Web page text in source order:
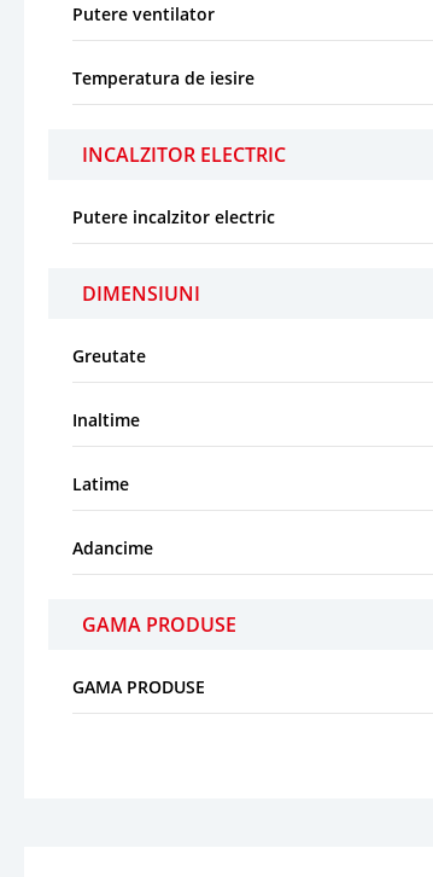
Putere ventilator
Temperatura de iesire
INCALZITOR ELECTRIC
Putere incalzitor electric
DIMENSIUNI
Greutate
Inaltime
Latime
Adancime
GAMA PRODUSE
GAMA PRODUSE